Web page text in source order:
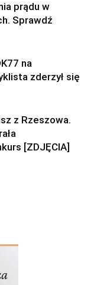
prądu w
Sprawdź
na
zderzył się
z Rzeszowa.
[ZDJĘCIA]